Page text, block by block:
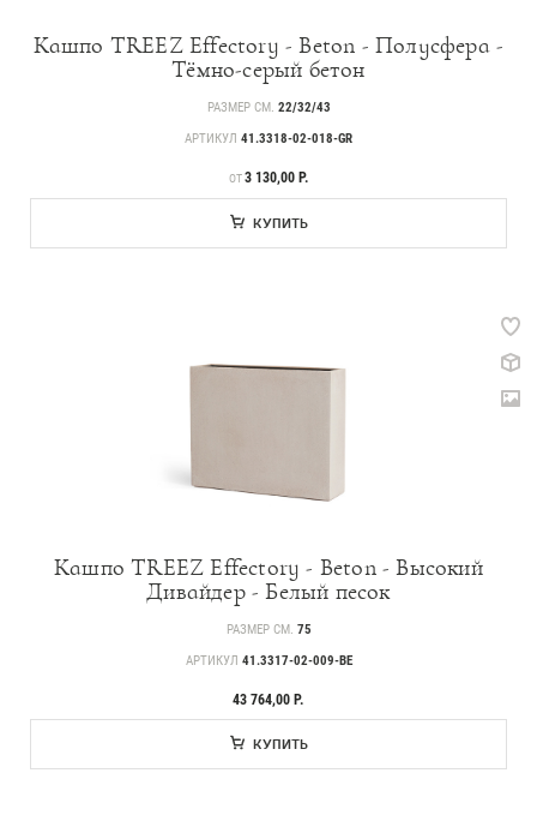
Кашпо TREEZ Effectory - Beton - Полусфера -
Тёмно-серый бетон
РАЗМЕР СМ. 22/32/43
АРТИКУЛ 41.3318-02-018-GR
ЦЕНА
ОТ3 130,00 Р.
КУПИТЬ
Кашпо TREEZ Effectory - Beton - Высокий
Дивайдер - Белый песок
РАЗМЕР СМ. 75
АРТИКУЛ 41.3317-02-009-BE
43 764,00 Р.
КУПИТЬ
Растения, кусты, мох и трава 221
Ампельные растения 70
Дизайнерские композиции 17
Цветы 123
Прайс-листы и каталоги